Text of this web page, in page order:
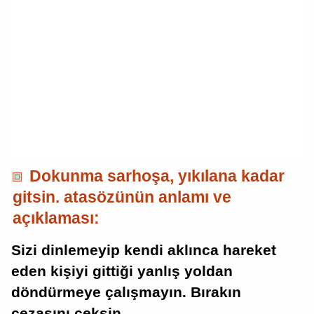
Dokunma sarhoşa, yıkılana kadar
gitsin. atasözünün anlamı ve
açıklaması:
Sizi dinlemeyip kendi aklınca hareket
eden kişiyi gittiği yanlış yoldan
döndürmeye çalışmayın. Bırakın